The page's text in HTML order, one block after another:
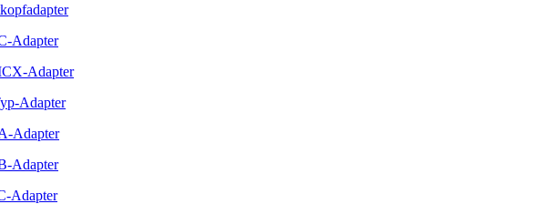
Adapter
Adapter
Adapter
Adapter
Adapter
Adapter